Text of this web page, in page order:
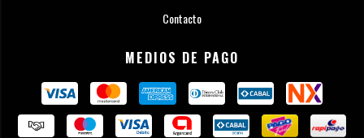
Contacto
MEDIOS DE PAGO